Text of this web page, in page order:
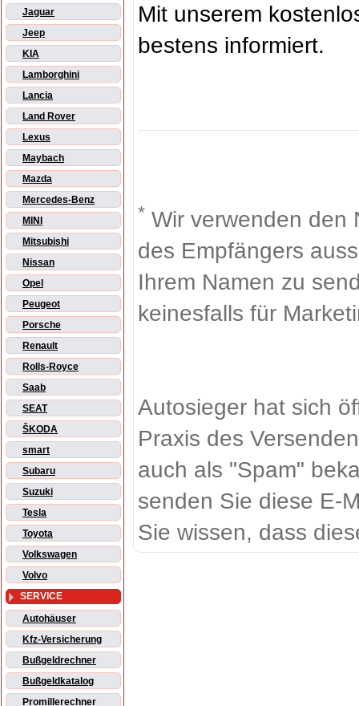
Jaguar
Jeep
KIA
Lamborghini
Lancia
Land Rover
Lexus
Maybach
Mazda
Mercedes-Benz
MINI
Mitsubishi
Nissan
Opel
Peugeot
Porsche
Renault
Rolls-Royce
Saab
SEAT
ŠKODA
smart
Subaru
Suzuki
Tesla
Toyota
Volkswagen
Volvo
SERVICE
Autohäuser
Kfz-Versicherung
Bußgeldrechner
Bußgeldkatalog
Promillerechner
Mit unserem
bestens informiert.
* Wir verwenden den
des Empfängers
Ihrem Namen zu
keinesfalls für
Autosieger hat sich
Praxis des
auch als "Spam"
senden Sie diese E-
Sie wissen, dass